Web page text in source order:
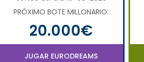
PRÓXIMO BOTE MILLONARIO:
20.000€
JUGAR EURODREAMS